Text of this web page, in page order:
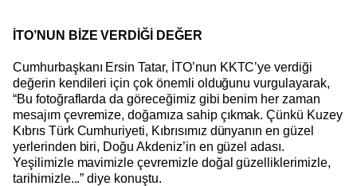
İTO’NUN BİZE VERDİĞİ DEĞER
Cumhurbaşkanı Ersin Tatar, İTO’nun KKTC’ye verdiği
değerin kendileri için çok önemli olduğunu vurgulayarak,
“Bu fotoğraflarda da göreceğimiz gibi benim her zaman
mesajım çevremize, doğamıza sahip çıkmak. Çünkü Kuzey
Kıbrıs Türk Cumhuriyeti, Kıbrısımız dünyanın en güzel
yerlerinden biri, Doğu Akdeniz’in en güzel adası.
Yeşilimizle mavimizle çevremizle doğal güzelliklerimizle,
tarihimizle...” diye konuştu.